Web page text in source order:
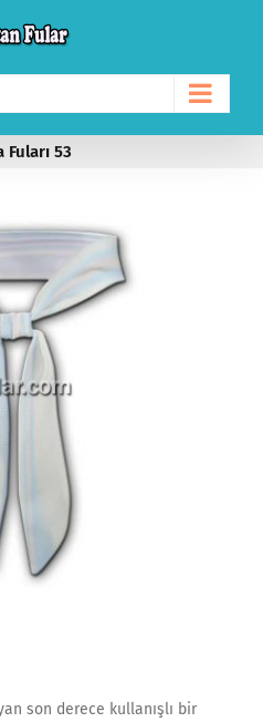
Fuları 53
son derece kullanışlı bir